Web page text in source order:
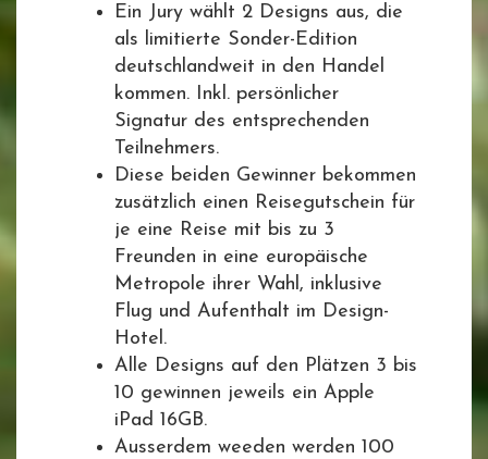
Ein Jury wählt 2 Designs aus, die
als limitierte Sonder-Edition
deutschlandweit in den Handel
kommen. Inkl. persönlicher
Signatur des entsprechenden
Teilnehmers.
Diese beiden Gewinner bekommen
zusätzlich einen Reisegutschein für
je eine Reise mit bis zu 3
Freunden in eine europäische
Metropole ihrer Wahl, inklusive
Flug und Aufenthalt im Design-
Hotel.
Alle Designs auf den Plätzen 3 bis
10 gewinnen jeweils ein Apple
iPad 16GB.
Ausserdem weeden werden 100